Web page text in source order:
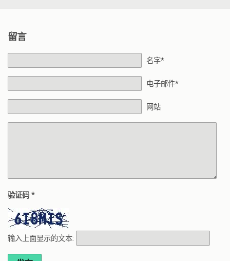
留言
名字*
电子邮件*
网站
验证码 *
输入上面显示的文本: